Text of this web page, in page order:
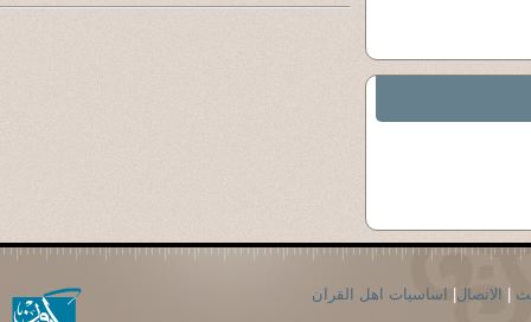
| الاتصال| اساسيات اهل القران